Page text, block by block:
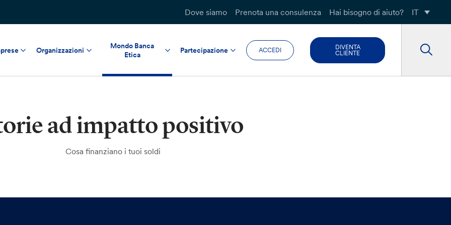
Dove siamo Prenota una consulenza Hai bisogno di aiuto? IT
Organizzazioni
Mondo Banca
Etica
Partecipazione ACCEDI
DIVENTA
CLIENTE
ad impatto positivo
Cosa finanziano i tuoi soldi